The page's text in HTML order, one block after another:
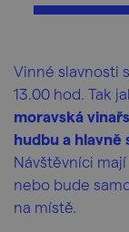
Vinné slavnosti
13.00 hod. Tak
moravská
hudbu a hlavně
Návštěvníci
nebo bude
na místě.